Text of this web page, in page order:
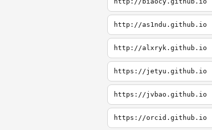
http://as1ndu.github.io
http://alxryk.github.io
https://jetyu.github.io
https://jvbao.github.io
https://orcid.github.io